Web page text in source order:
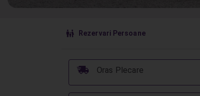
󱠣 Rezervari Persoane
Oras Plecare
󰞈